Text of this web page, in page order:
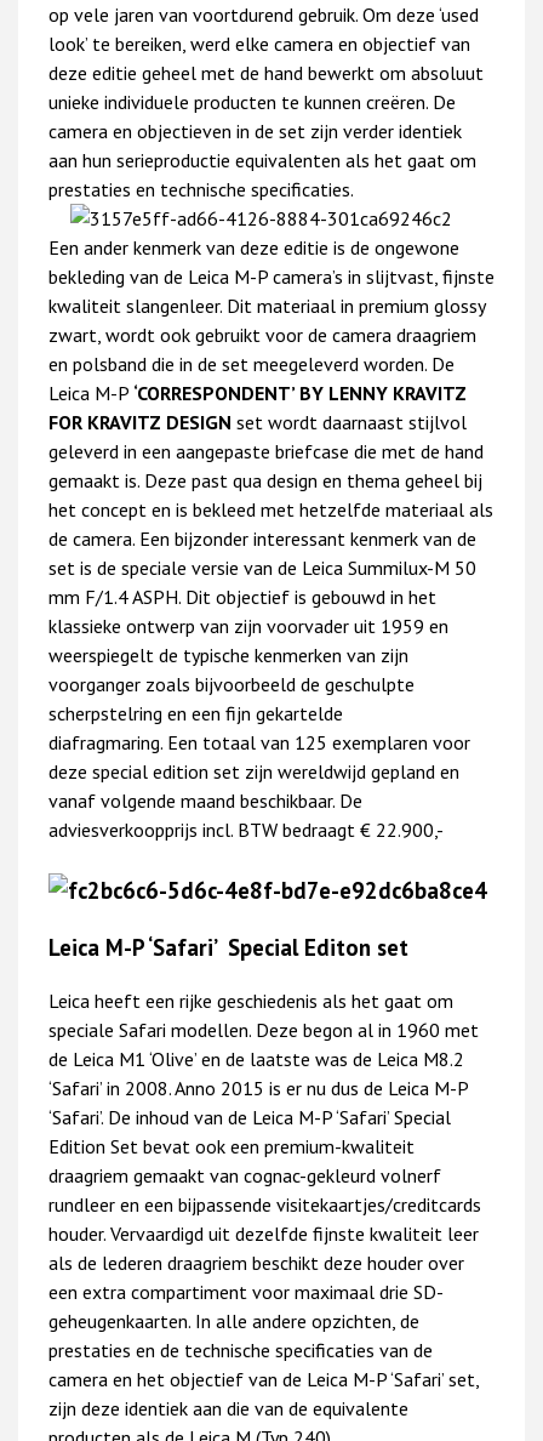
op vele jaren van voortdurend gebruik. Om deze ‘used
look’ te bereiken, werd elke camera en objectief van
deze editie geheel met de hand bewerkt om absoluut
unieke individuele producten te kunnen creëren. De
camera en objectieven in de set zijn verder identiek
aan hun serieproductie equivalenten als het gaat om
prestaties en technische specificaties.
Een ander kenmerk van deze editie is de ongewone
bekleding van de Leica M-P camera’s in slijtvast, fijnste
kwaliteit slangenleer. Dit materiaal in premium glossy
zwart, wordt ook gebruikt voor de camera draagriem
en polsband die in de set meegeleverd worden. De
Leica M-P ‘CORRESPONDENT’ BY LENNY KRAVITZ
FOR KRAVITZ DESIGN set wordt daarnaast stijlvol
geleverd in een aangepaste briefcase die met de hand
gemaakt is. Deze past qua design en thema geheel bij
het concept en is bekleed met hetzelfde materiaal als
de camera. Een bijzonder interessant kenmerk van de
set is de speciale versie van de Leica Summilux-M 50
mm F/1.4 ASPH. Dit objectief is gebouwd in het
klassieke ontwerp van zijn voorvader uit 1959 en
weerspiegelt de typische kenmerken van zijn
voorganger zoals bijvoorbeeld de geschulpte
scherpstelring en een fijn gekartelde
diafragmaring. Een totaal van 125 exemplaren voor
deze special edition set zijn wereldwijd gepland en
vanaf volgende maand beschikbaar. De
adviesverkoopprijs incl. BTW bedraagt € 22.900,-
Leica M-P ‘Safari’ Special Editon set
Leica heeft een rijke geschiedenis als het gaat om
speciale Safari modellen. Deze begon al in 1960 met
de Leica M1 ‘Olive’ en de laatste was de Leica M8.2
‘Safari’ in 2008. Anno 2015 is er nu dus de Leica M-P
‘Safari’. De inhoud van de Leica M-P ‘Safari’ Special
Edition Set bevat ook een premium-kwaliteit
draagriem gemaakt van cognac-gekleurd volnerf
rundleer en een bijpassende visitekaartjes/creditcards
houder. Vervaardigd uit dezelfde fijnste kwaliteit leer
als de lederen draagriem beschikt deze houder over
een extra compartiment voor maximaal drie SD-
geheugenkaarten. In alle andere opzichten, de
prestaties en de technische specificaties van de
camera en het objectief van de Leica M-P ‘Safari’ set,
zijn deze identiek aan die van de equivalente